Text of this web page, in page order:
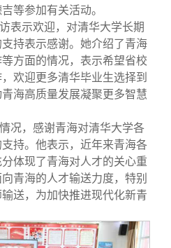
校友会
台
务
单
等参加有关活动。
表示欢迎，对清华大学长期
持表示感谢。她介绍了青海
方面的情况，表示希望省校
欢迎更多清华毕业生选择到
海高质量发展凝聚更多智慧
况，感谢青海对清华大学各
持。他表示，近年来青海各
体现了青海对人才的关心重
青海的人才输送力度，特别
送，为加快推进现代化新青